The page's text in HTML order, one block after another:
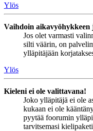
Ylös
Vaihdoin
Jos olet varmasti
silti väärin, on
ylläpitäjään
Ylös
Kieleni ei ole valittavana!
Joko ylläpitäjä ei ole
kukaan ei ole
pyytää foorumin
tarvitsemasi